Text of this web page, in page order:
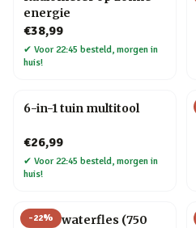
energie
€38,99
✔ Voor 22:45 besteld, morgen in
huis!
6-in-1 tuin multitool
€26,99
✔ Voor 22:45 besteld, morgen in
huis!
-22%
Platte waterfles (750